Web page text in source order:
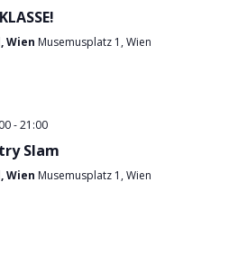
Wien Musemusplatz 1, Wien
-21:00
Slam
Wien Musemusplatz 1, Wien